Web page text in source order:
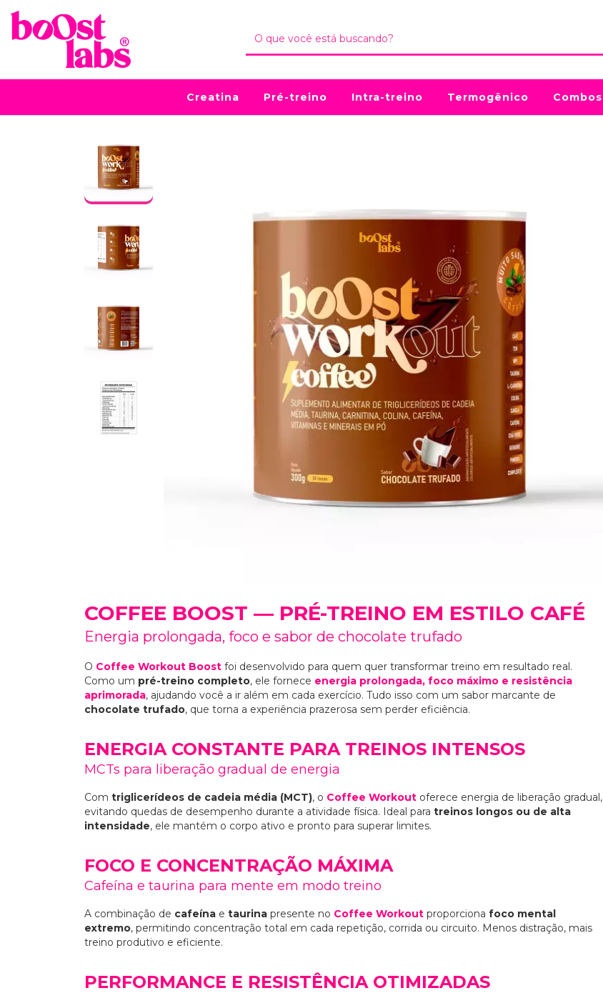
Creatina Pré-treino Intra-treino Termogênico Combos
COFFEE BOOST — PRÉ-TREINO EM ESTILO CAFÉ
Energia prolongada, foco e sabor de chocolate trufado
O Coffee Workout Boost foi desenvolvido para quem quer transformar treino em resultado real.
Como um pré-treino completo, ele fornece energia prolongada, foco máximo e resistência
aprimorada, ajudando você a ir além em cada exercício. Tudo isso com um sabor marcante de
chocolate trufado, que torna a experiência prazerosa sem perder eficiência.
ENERGIA CONSTANTE PARA TREINOS INTENSOS
MCTs para liberação gradual de energia
Com triglicerídeos de cadeia média (MCT), o Coffee Workout oferece energia de liberação gradual,
evitando quedas de desempenho durante a atividade física. Ideal para treinos longos ou de alta
intensidade, ele mantém o corpo ativo e pronto para superar limites.
FOCO E CONCENTRAÇÃO MÁXIMA
Cafeína e taurina para mente em modo treino
A combinação de cafeína e taurina presente no Coffee Workout proporciona foco mental
extremo, permitindo concentração total em cada repetição, corrida ou circuito. Menos distração, mais
treino produtivo e eficiente.
PERFORMANCE E RESISTÊNCIA OTIMIZADAS